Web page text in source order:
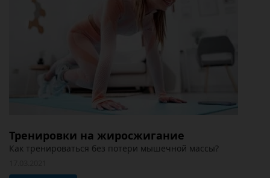
Тренировки на жиросжигание
Как тренироваться без потери мышечной массы?